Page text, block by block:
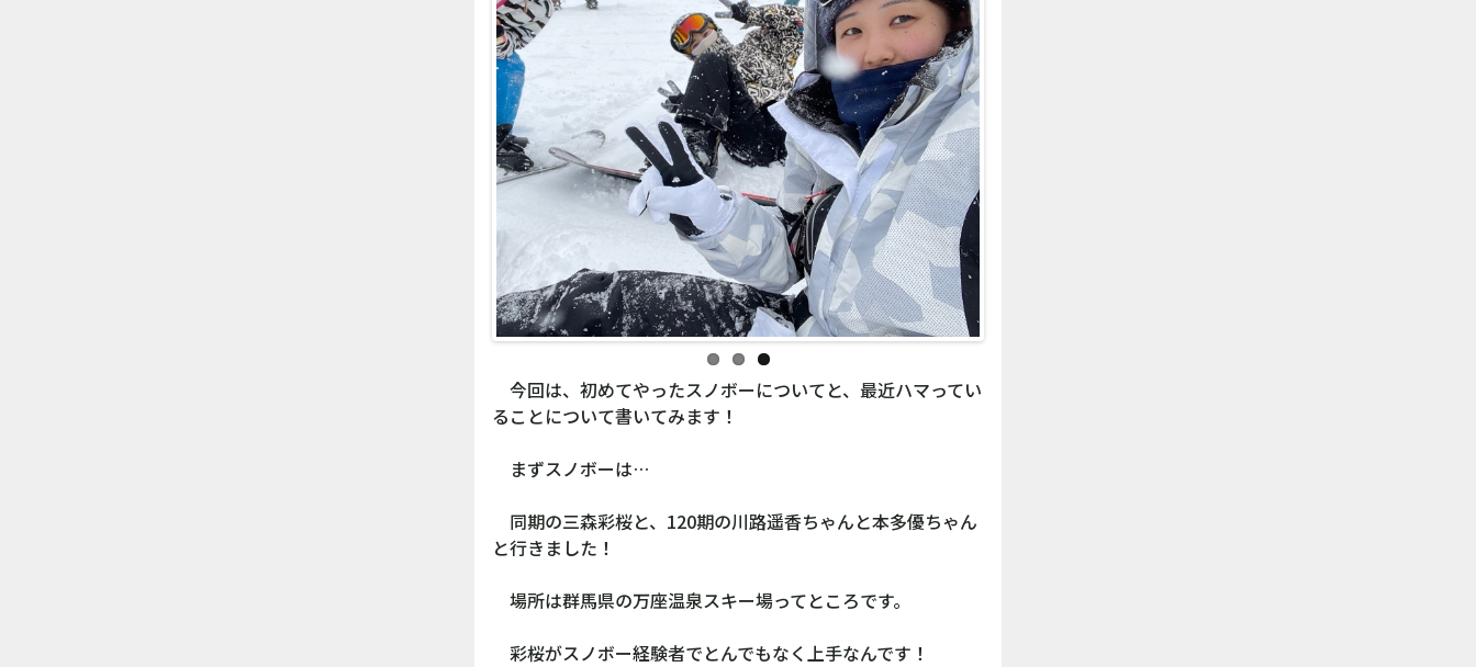
今回は、初めてやったスノボーについてと、最近ハマってい
ることについて書いてみます！
まずスノボーは…
同期の三森彩桜と、120期の川路遥香ちゃんと本多優ちゃん
と行きました！
場所は群馬県の万座温泉スキー場ってところです。
彩桜がスノボー経験者でとんでもなく上手なんです！